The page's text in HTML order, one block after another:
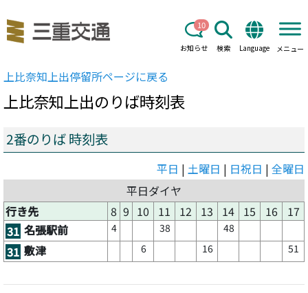
お知らせ
10
検索 Language メニュー
上比奈知上出停留所ページに戻る
上比奈知上出のりば時刻表
2番のりば 時刻表
平日 | 土曜日 | 日祝日 | 全曜日
平日ダイヤ
行き先
8 9 10 11 12 13 14 15 16
17
31 名張駅前 4 38 48
31 敷津 6 16 51